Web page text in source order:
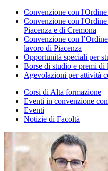
Convenzione con
Convenzione con
Piacenza e di Cremona
Convenzione con
lavoro di Piacenza
Opportunità speciali per
Borse di studio e premi di
Agevolazioni per attività
Corsi di Alta formazione
Eventi in convenzione
Eventi
Notizie di Facoltà